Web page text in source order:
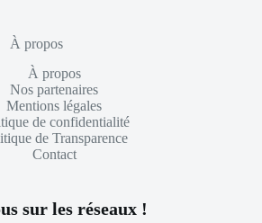
À propos
À propos
Nos partenaires
Mentions légales
de confidentialité
de Transparence
Contact
sur les réseaux !